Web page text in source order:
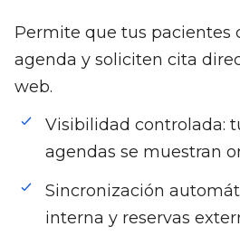
Permite que tus pacientes
agenda y soliciten cita
web.
Visibilidad controlada:
agendas se muestran
Sincronización
interna y reservas